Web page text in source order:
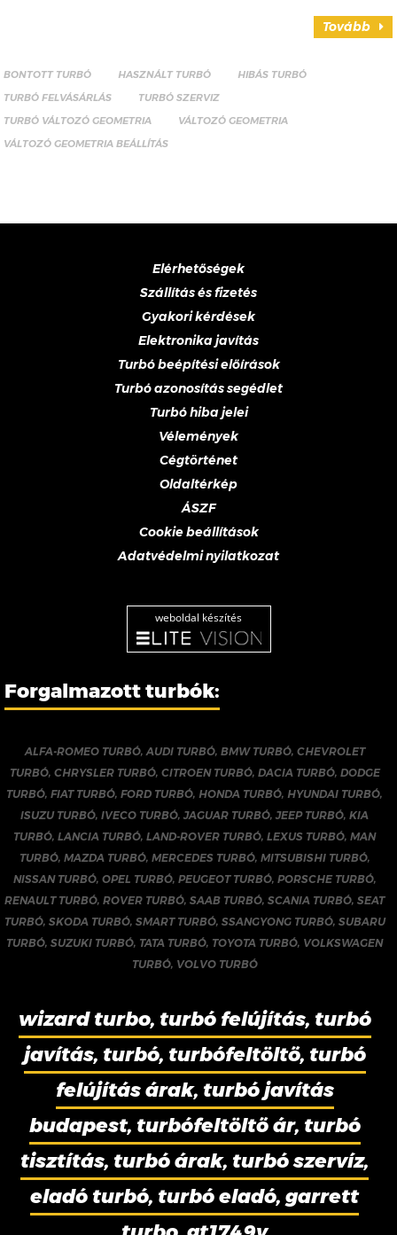
Tovább
BONTOTT TURBÓ HASZNÁLT TURBÓ
HIBÁS TURBÓ
TURBÓ FELVÁSÁRLÁS
TURBÓ SZERVIZ
TURBÓ VÁLTOZÓ GEOMETRIA
VÁLTOZÓ GEOMETRIA
VÁLTOZÓ GEOMETRIA BEÁLLÍTÁS
Elérhetőségek
Szállítás és fizetés
Gyakori kérdések
Elektronika javítás
Turbó beépítési előírások
Turbó azonosítás segédlet
Turbó hiba jelei
Vélemények
Cégtörténet
Oldaltérkép
ÁSZF
Cookie beállítások
Adatvédelmi nyilatkozat
weboldal készítés
Forgalmazott turbók:
ALFA-ROMEO TURBÓ,AUDI TURBÓ, BMW TURBÓ, CHEVROLET
TURBÓ, CHRYSLER TURBÓ, CITROEN TURBÓ, DACIA TURBÓ, DODGE
TURBÓ,FIAT TURBÓ,FORD TURBÓ, HONDA TURBÓ, HYUNDAI TURBÓ,
ISUZU TURBÓ,IVECO TURBÓ,JAGUAR TURBÓ,JEEP TURBÓ,KIA
TURBÓ,LANCIA TURBÓ,LAND-ROVER TURBÓ,LEXUS TURBÓ,MAN
TURBÓ, MAZDA TURBÓ, MERCEDES TURBÓ, MITSUBISHI TURBÓ,
NISSAN TURBÓ, OPEL TURBÓ, PEUGEOT TURBÓ, PORSCHE TURBÓ,
RENAULT TURBÓ,ROVER TURBÓ,SAAB TURBÓ,SCANIA TURBÓ,SEAT
TURBÓ, SKODA TURBÓ, SMART TURBÓ, SSANGYONG TURBÓ, SUBARU
TURBÓ,SUZUKI TURBÓ, TATA TURBÓ, TOYOTA TURBÓ, VOLKSWAGEN
TURBÓ, VOLVO TURBÓ
wizard turbo, turbó felújítás, turbó
javítás, turbó, turbófeltöltő, turbó
felújítás árak, turbó javítás
budapest, turbófeltöltő ár, turbó
tisztítás, turbó árak, turbó szervíz,
eladó turbó, turbó eladó, garrett